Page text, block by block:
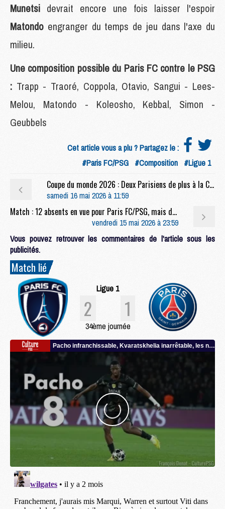
Munetsi devrait encore une fois laisser l'espoir
Matondo engranger du temps de jeu dans l'axe du
milieu.
Une composition possible du Paris FC contre le PSG
: Trapp - Traoré, Coppola, Otavio, Sangui - Lees-
Melou, Matondo - Koleosho, Kebbal, Simon -
Geubbels
Cet article vous a plu ? Partagez le :
#Paris FC/PSG #Composition #Ligue 1
Coupe du monde 2026 : Deux Parisiens de plus à la Coupe du monde, dont un très peu connu
samedi 16 mai 2026 à 11:59
Match : 12 absents en vue pour Paris FC/PSG, mais des retours attendus
vendredi 15 mai 2026 à 23:59
Vous pouvez retrouver les commentaires de l'article sous les
publicités.
Match lié
Ligue 1
2 1
34ème journée